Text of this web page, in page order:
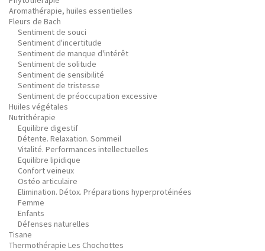
Aromathérapie, huiles essentielles
Fleurs de Bach
Sentiment de souci
Sentiment d'incertitude
Sentiment de manque d'intérêt
Sentiment de solitude
Sentiment de sensibilité
Sentiment de tristesse
Sentiment de préoccupation excessive
Huiles végétales
Nutrithérapie
Equilibre digestif
Détente. Relaxation. Sommeil
Vitalité. Performances intellectuelles
Equilibre lipidique
Confort veineux
Ostéo articulaire
Elimination. Détox. Préparations hyperprotéinées
Femme
Enfants
Défenses naturelles
Tisane
Thermothérapie Les Chochottes